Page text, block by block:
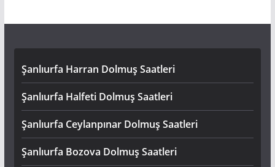
Şanlıurfa Harran Dolmuş Saatleri
Şanlıurfa Halfeti Dolmuş Saatleri
Şanlıurfa Ceylanpınar Dolmuş Saatleri
Şanlıurfa Bozova Dolmuş Saatleri